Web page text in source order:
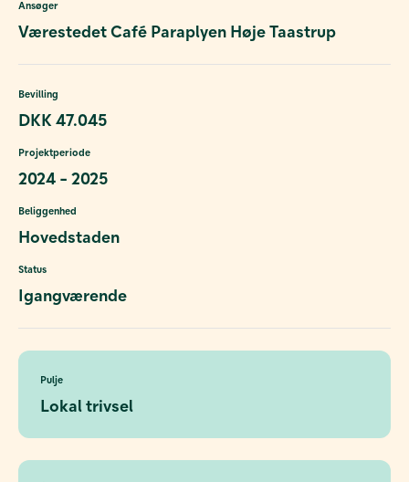
Ansøger
Værestedet Café Paraplyen Høje Taastrup
Bevilling
DKK 47.045
Projektperiode
2024 - 2025
Beliggenhed
Hovedstaden
Status
Igangværende
Pulje
Lokal trivsel